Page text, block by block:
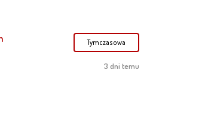
Tymczasowa
3 dni temu